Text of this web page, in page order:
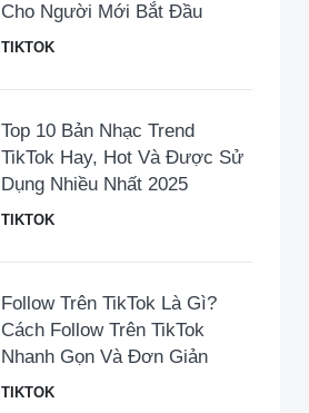
Cho Người Mới Bắt Đầu
TIKTOK
Top 10 Bản Nhạc Trend
TikTok Hay, Hot Và Được Sử
Dụng Nhiều Nhất 2025
TIKTOK
Follow Trên TikTok Là Gì?
Cách Follow Trên TikTok
Nhanh Gọn Và Đơn Giản
TIKTOK